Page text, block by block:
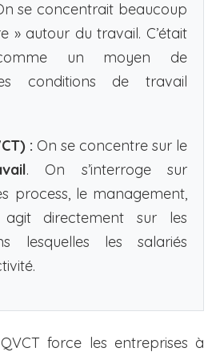
se concentrait beaucoup
» autour du travail. C’était
un moyen de
conditions de travail
: On se concentre sur le
. On s’interroge sur
process, le management,
directement sur les
lesquelles les salariés
force les entreprises à